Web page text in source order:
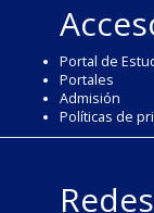
Portal de
Portales
Admisión
Políticas de